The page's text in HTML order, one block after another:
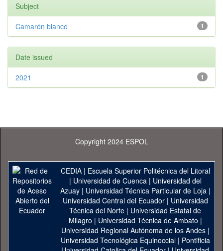
Subject
1
Camarón blanco
Date issued
1
2021
Copyright 2024 ESPOL
CEDIA| Escuela Superior Politécnica del Litoral
| Universidad de Cuenca| Universidad del
Azuay| Universidad Técnica Particular de Loja|
Universidad Central del Ecuador| Universidad
Técnica del Norte | Universidad Estatal de
Milagro | Universidad Técnica de Ambato |
Universidad Regional Autónoma de los Andes|
Universidad Tecnológica Equinoccial| Pontificia